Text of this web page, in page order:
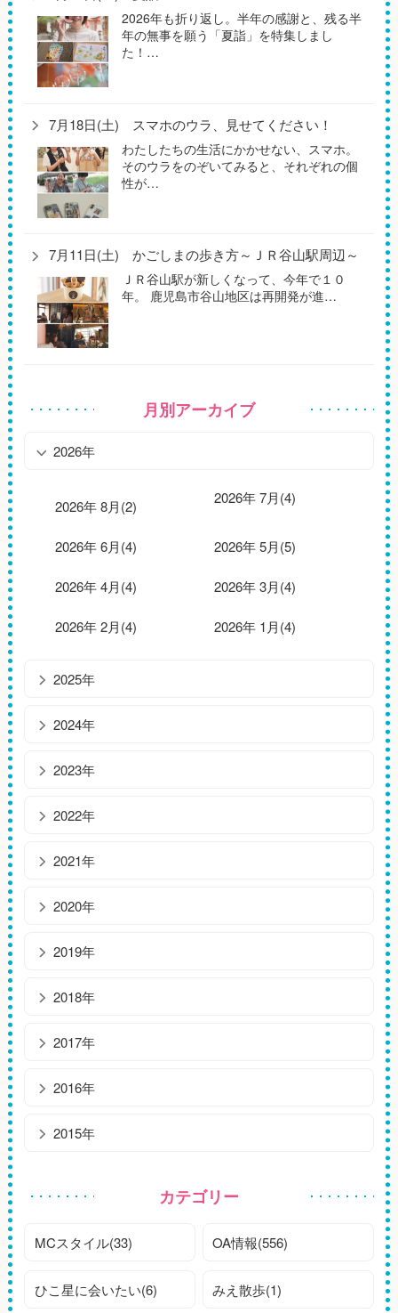
2026年も折り返し。半年の感謝と、残る半
年の無事を願う「夏詣」を特集しまし
た！…
7月18日(土) スマホのウラ、見せてください！
わたしたちの生活にかかせない、スマホ。
そのウラをのぞいてみると、それぞれの個
性が…
7月11日(土) かごしまの歩き方～ＪＲ谷山駅周辺～
ＪＲ谷山駅が新しくなって、今年で１０
年。 鹿児島市谷山地区は再開発が進…
月別アーカイブ
2026年
2026年 8月(2) 2026年 7月(4)
2026年 6月(4) 2026年 5月(5)
2026年 4月(4) 2026年 3月(4)
2026年 2月(4) 2026年 1月(4)
2025年
2024年
2023年
2022年
2021年
2020年
2019年
2018年
2017年
2016年
2015年
カテゴリー
MCスタイル(33) OA情報(556)
ひこ星に会いたい(6) みえ散歩(1)